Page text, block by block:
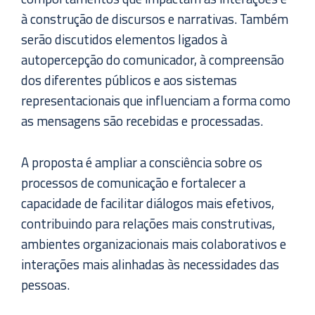
à construção de discursos e narrativas. Também
serão discutidos elementos ligados à
autopercepção do comunicador, à compreensão
dos diferentes públicos e aos sistemas
representacionais que influenciam a forma como
as mensagens são recebidas e processadas.
A proposta é ampliar a consciência sobre os
processos de comunicação e fortalecer a
capacidade de facilitar diálogos mais efetivos,
contribuindo para relações mais construtivas,
ambientes organizacionais mais colaborativos e
interações mais alinhadas às necessidades das
pessoas.